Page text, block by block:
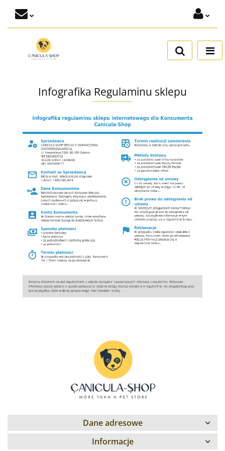
Zaloguj się
Dodaj zgłoszenie
Infografika Regulaminu sklepu
Dane adresowe
Informacje